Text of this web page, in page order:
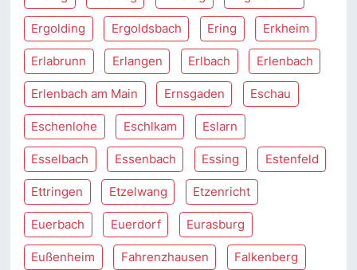
Ergolding Ergoldsbach Ering Erkheim
Erlabrunn Erlangen Erlbach Erlenbach
Erlenbach am Main Ernsgaden Eschau
Eschenlohe Eschlkam Eslarn
Esselbach Essenbach Essing Estenfeld
Ettringen Etzelwang Etzenricht
Euerbach Euerdorf Eurasburg
Eußenheim Fahrenzhausen Falkenberg